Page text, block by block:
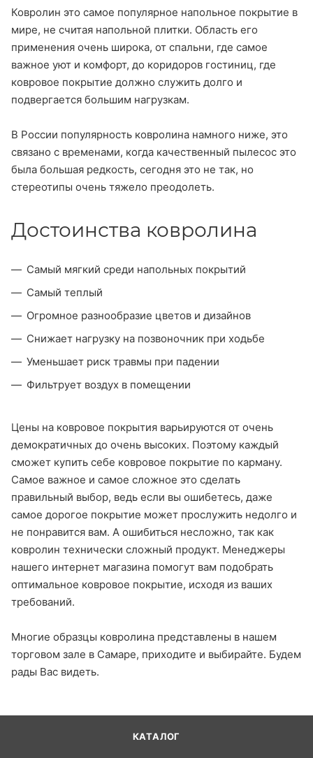
Ковролин это самое популярное напольное покрытие в
мире, не считая напольной плитки. Область его
применения очень широка, от спальни, где самое
важное уют и комфорт, до коридоров гостиниц, где
ковровое покрытие должно служить долго и
подвергается большим нагрузкам.
В России популярность ковролина намного ниже, это
связано с временами, когда качественный пылесос это
была большая редкость, сегодня это не так, но
стереотипы очень тяжело преодолеть.
Достоинства ковролина
Самый мягкий среди напольных покрытий
Самый теплый
Огромное разнообразие цветов и дизайнов
Снижает нагрузку на позвоночник при ходьбе
Уменьшает риск травмы при падении
Фильтрует воздух в помещении
Цены на ковровое покрытия варьируются от очень
демократичных до очень высоких. Поэтому каждый
сможет купить себе ковровое покрытие по карману.
Самое важное и самое сложное это сделать
правильный выбор, ведь если вы ошибетесь, даже
самое дорогое покрытие может прослужить недолго и
не понравится вам. А ошибиться несложно, так как
ковролин технически сложный продукт. Менеджеры
нашего интернет магазина помогут вам подобрать
оптимальное ковровое покрытие, исходя из ваших
требований.
Многие образцы ковролина представлены в нашем
торговом зале в Самаре, приходите и выбирайте. Будем
рады Вас видеть.
КАТАЛОГ